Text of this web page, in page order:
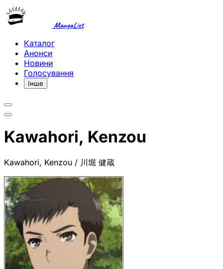
MangaList
Каталог
Анонси
Новини
Голосування
Інше
Kawahori, Kenzou
Kawahori, Kenzou / 川堀 健蔵